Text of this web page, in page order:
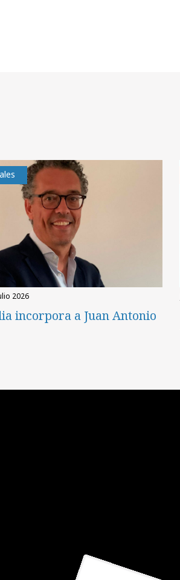
2026
incorpora a Juan Antonio